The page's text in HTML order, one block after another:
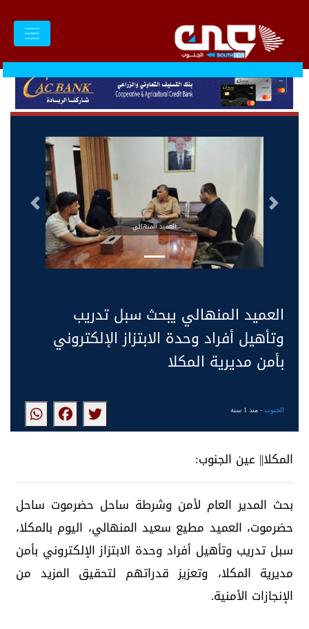
العميد المنهالي
التالى السابق
العميد المنهالي يبحث سبل تدريب
وتأهيل أفراد وحدة الابتزاز الإلكتروني
بأمن مديرية المكلا
الجنوب- منذ 1 سنة
المكلا|| عين الجنوب:
بحث المدير العام لأمن وشرطة ساحل حضرموت ساحل
حضرموت، العميد مطيع سعيد المنهالي، اليوم بالمكلا،
سبل تدريب وتأهيل أفراد وحدة الابتزاز الإلكتروني بأمن
مديرية المكلا، وتعزيز قدراتهم لتحقيق المزيد من
الإنجازات الأمنية.